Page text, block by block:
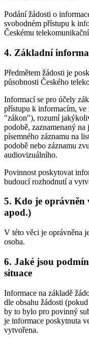
Podání žádosti o
svobodném přístupu k
Českému
4. Základní
Předmětem žádosti je
působnosti Českého
Informací se pro účely
přístupu k informacím, ve
"zákon"), rozumí
podobě, zaznamenaný
písemného záznamu na
podobě nebo záznamu
audiovizuálního.
Povinnost poskytovat
budoucí rozhodnutí a
5. Kdo je oprávněn
apod.)
V této věci je oprávněna
osoba.
6. Jaké jsou
situace
Informace na základě
dle obsahu žádosti
by to bylo pro povinný
je informace poskytnuta
vytvořena.